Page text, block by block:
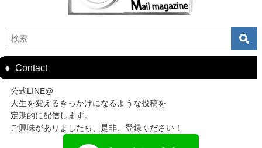
Contact
公式LINE@
人生を変えるきっかけになるような投稿を
定期的に配信します。
ご興味がありましたら、是非、登録ください！